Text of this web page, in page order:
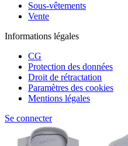
Sous-vêtements
Vente
Informations légales
CG
Protection des données
Droit de rétractation
Paramètres des cookies
Mentions légales
Se connecter